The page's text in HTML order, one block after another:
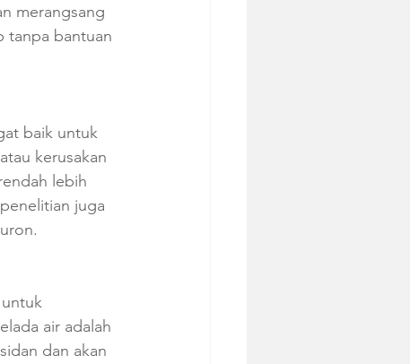
merangsang
tanpa bantuan
baik untuk
kerusakan
lebih
juga
air adalah
dan akan